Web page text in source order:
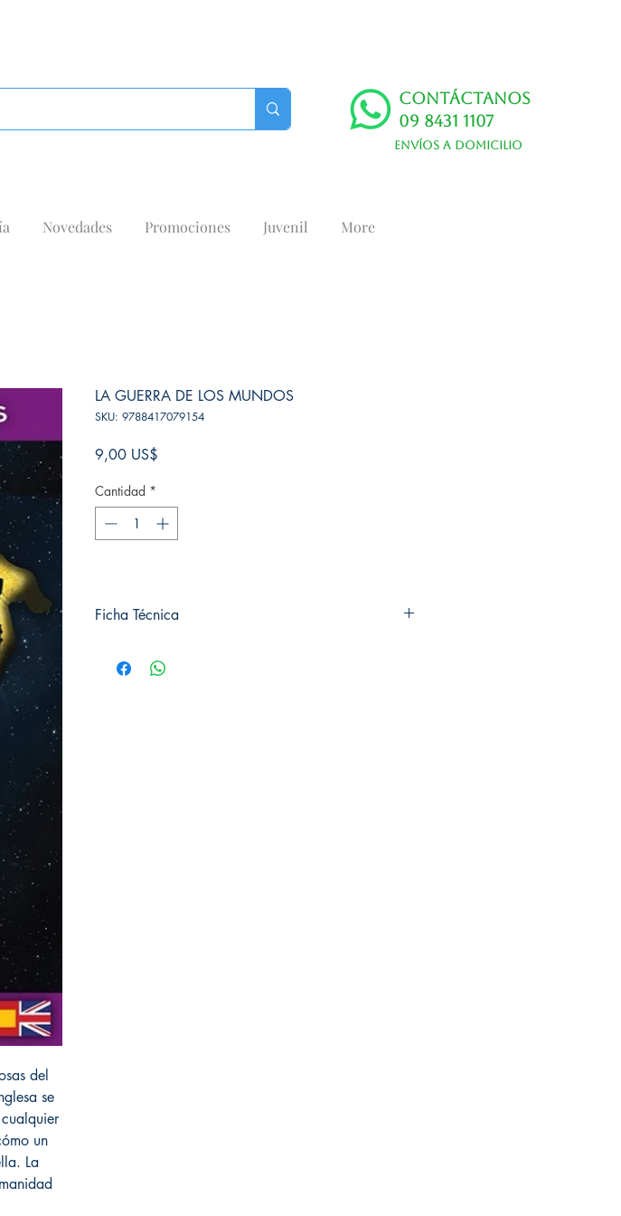
Contáctanos
09 8431 1107
Envíos a domicilio
Novedades Promociones Juvenil More
del
se
un
La
LA GUERRA DE LOS MUNDOS
SKU: 9788417079154
9,00 US$
Cantidad *
Ficha Técnica
Editorial: Plutón